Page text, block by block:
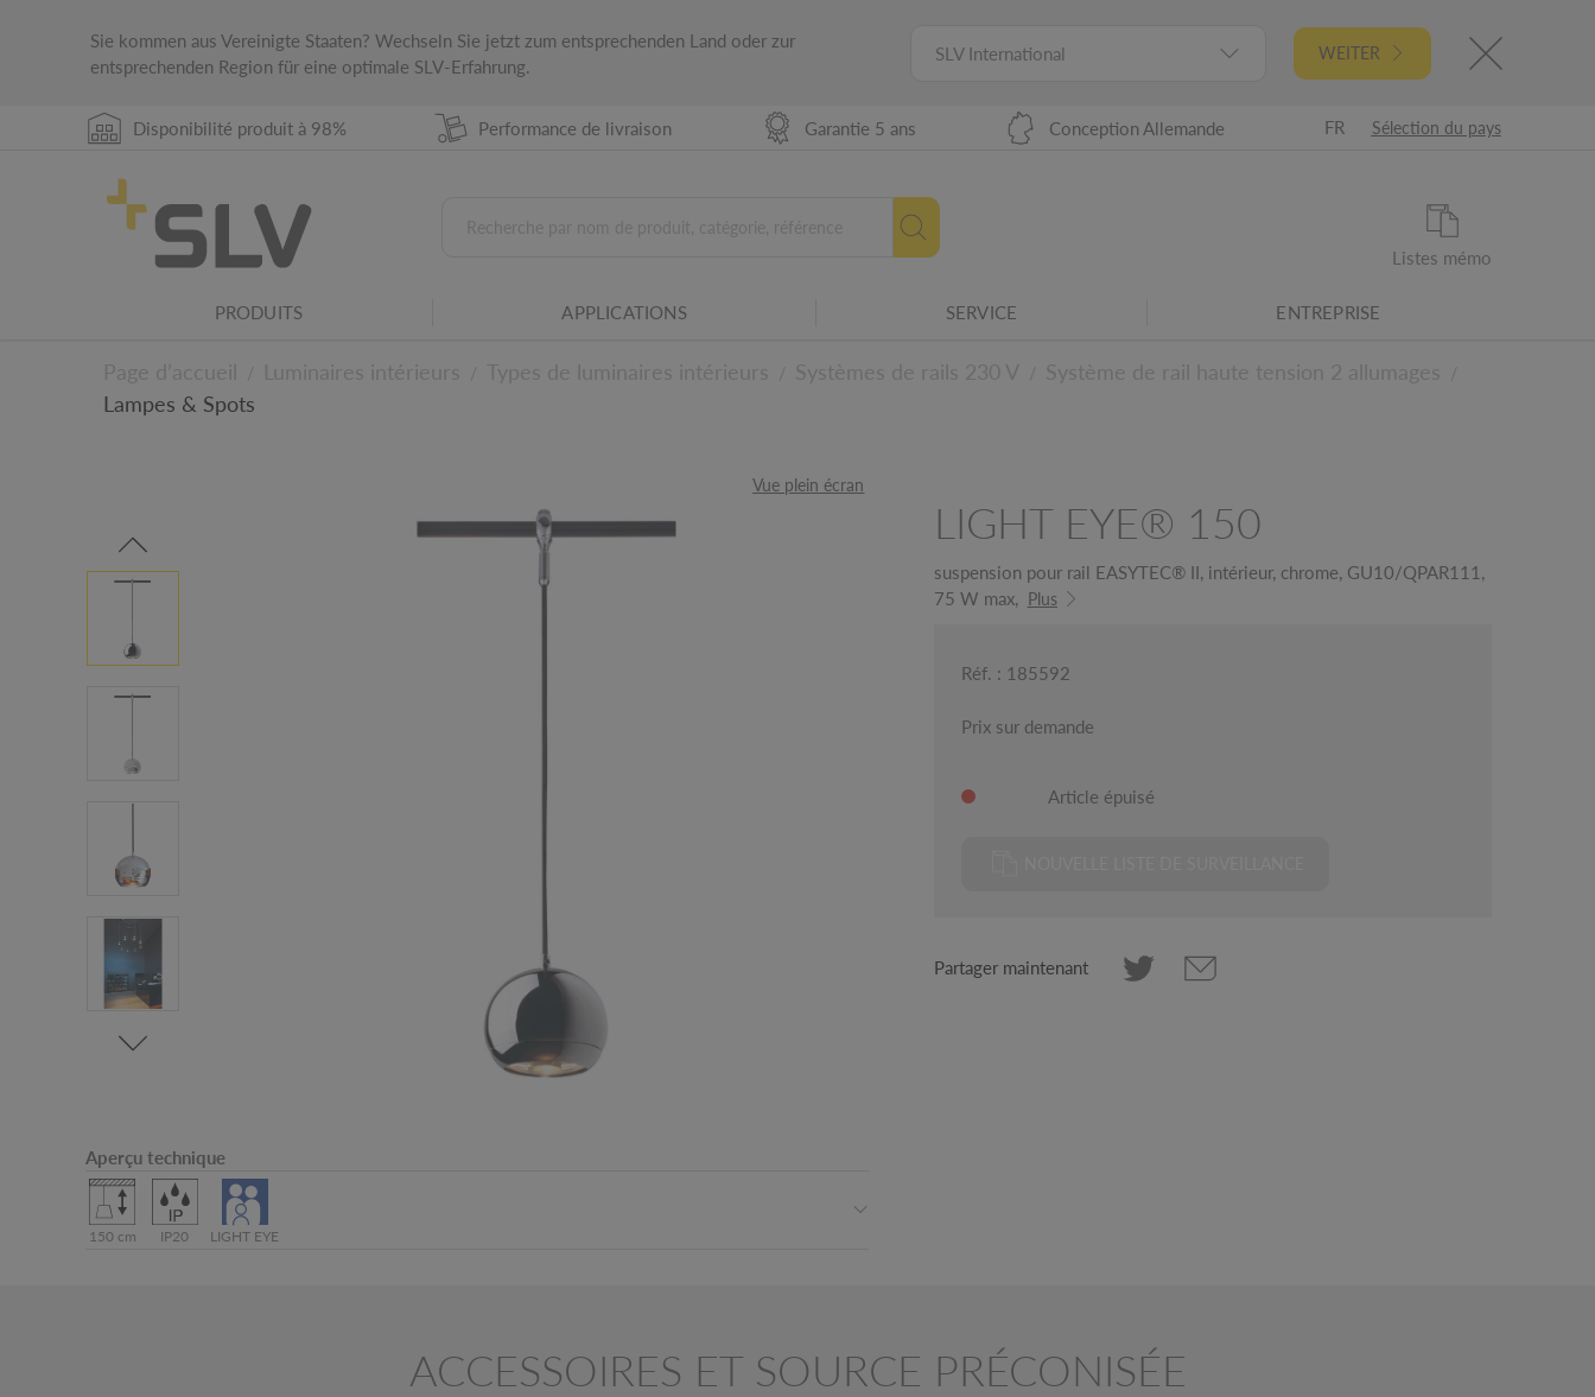
Sie kommen aus Vereinigte Staaten? Wechseln Sie jetzt zum entsprechenden Land oder zur
entsprechenden Region für eine optimale SLV-Erfahrung.
SLV International WEITER
Disponibilité produit à 98% Performance de livraison Garantie 5 ans Conception Allemande FR Sélection du pays
Listes mémo
PRODUITS APPLICATIONS SERVICE ENTREPRISE
Lampes & Spots
Vue plein écran
Aperçu technique
150 cm IP20 LIGHT EYE
Longueur du câble de suspension en cm.
Indique de protection IP
La classe de protection IP indice la compatibilité des équipements électriques avec
LIGHT EYE® 150
suspension pour rail EASYTEC® II, intérieur, chrome, GU10/QPAR111,
75 W max,
Plus
Réf. : 185592
Prix sur demande
Article épuisé
Partager maintenant
ACCESSOIRES ET SOURCE PRÉCONISÉE